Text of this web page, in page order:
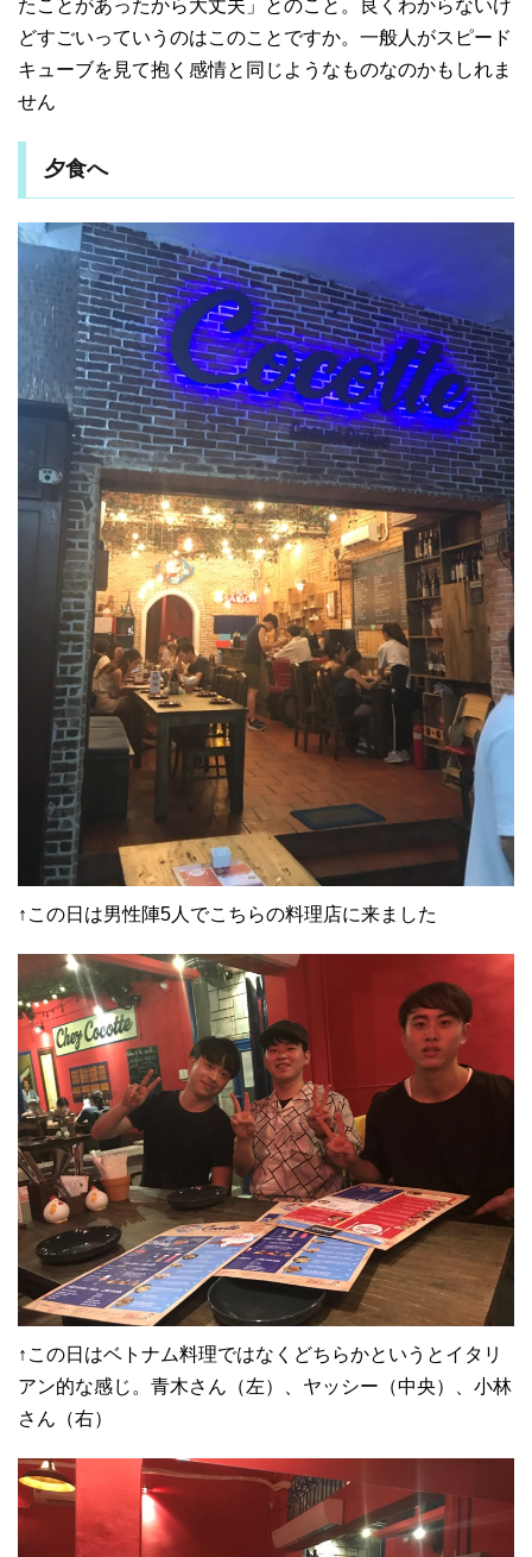
たことがあったから大丈夫」とのこと。良くわからないけ
どすごいっていうのはこのことですか。一般人がスピード
キューブを見て抱く感情と同じようなものなのかもしれま
せん
夕食へ
↑この日は男性陣5人でこちらの料理店に来ました
↑この日はベトナム料理ではなくどちらかというとイタリ
アン的な感じ。青木さん（左）、ヤッシー（中央）、小林
さん（右）